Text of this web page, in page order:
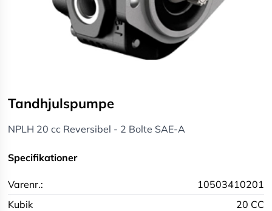
Tandhjulspumpe
NPLH 20 cc Reversibel - 2 Bolte SAE-A
Specifikationer
Varenr.:
10503410201
Kubik
20 CC